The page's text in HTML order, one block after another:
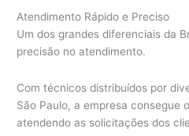
Atendimento Rápido e Preciso
Um dos grandes diferenciais da
precisão no atendimento.
Com técnicos distribuídos por
São Paulo, a empresa consegue
atendendo as solicitações dos